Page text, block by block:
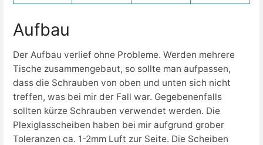
Aufbau
Der Aufbau verlief ohne Probleme. Werden mehrere
Tische zusammengebaut, so sollte man aufpassen,
dass die Schrauben von oben und unten sich nicht
treffen, was bei mir der Fall war. Gegebenenfalls
sollten kürze Schrauben verwendet werden. Die
Plexiglasscheiben haben bei mir aufgrund grober
Toleranzen ca. 1-2mm Luft zur Seite. Die Scheiben